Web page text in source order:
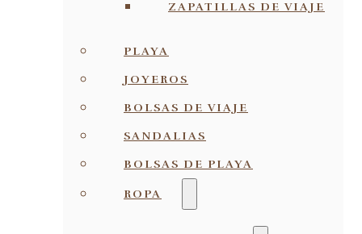
ZAPATILLAS DE VIAJE
PLAYA
JOYEROS
BOLSAS DE VIAJE
SANDALIAS
BOLSAS DE PLAYA
ROPA